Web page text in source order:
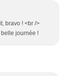
bravo ! <br />
belle journée !